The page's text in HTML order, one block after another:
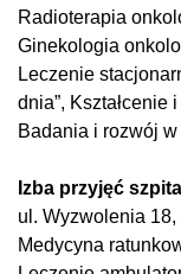
Radioterapia
Ginekologia
Leczenie
dnia”, Kształcenie
Badania i rozwój
Izba przyjęć
ul. Wyzwolenia 18,
Medycyna